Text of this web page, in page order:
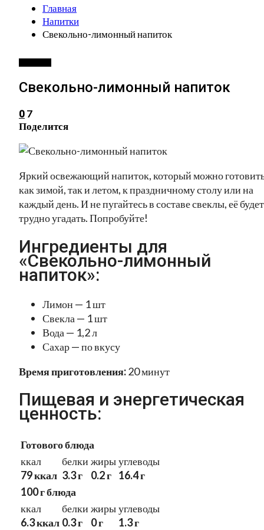
Главная
Напитки
Свекольно-лимонный напиток
Свекольно-лимонный напиток
0 7
Поделится
Яркий освежающий напиток, который можно
как зимой, так и летом, к праздничному столу или на
каждый день. И не пугайтесь в составе свеклы, её будет
трудно угадать. Попробуйте!
Ингредиенты для
«Свекольно-лимонный
напиток»:
Лимон — 1 шт
Свекла — 1 шт
Вода — 1,2 л
Сахар — по вкусу
Время приготовления:20 минут
Пищевая и энергетическая
ценность:
Готового блюда
ккал
79 ккал
белки
3.3 г
жиры
0.2 г
углеводы
16.4 г
100 г блюда
ккал
6.3 ккал
белки
0.3 г
жиры
0 г
углеводы
1.3 г